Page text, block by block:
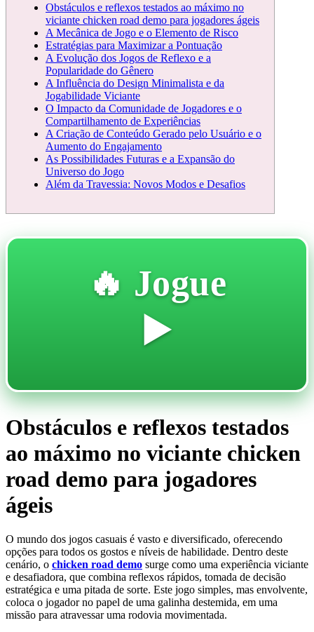
Obstáculos e reflexos testados ao máximo no
viciante chicken road demo para jogadores ágeis
A Mecânica de Jogo e o Elemento de Risco
Estratégias para Maximizar a Pontuação
A Evolução dos Jogos de Reflexo e a
Popularidade do Gênero
A Influência do Design Minimalista e da
Jogabilidade Viciante
O Impacto da Comunidade de Jogadores e o
Compartilhamento de Experiências
A Criação de Conteúdo Gerado pelo Usuário e o
Aumento do Engajamento
As Possibilidades Futuras e a Expansão do
Universo do Jogo
Além da Travessia: Novos Modos e Desafios
🔥 Jogue
▶️
Obstáculos e reflexos testados
ao máximo no viciante chicken
road demo para jogadores
ágeis
O mundo dos jogos casuais é vasto e diversificado, oferecendo
opções para todos os gostos e níveis de habilidade. Dentro deste
cenário, o chicken road demo surge como uma experiência viciante
e desafiadora, que combina reflexos rápidos, tomada de decisão
estratégica e uma pitada de sorte. Este jogo simples, mas envolvente,
coloca o jogador no papel de uma galinha destemida, em uma
missão para atravessar uma rodovia movimentada.